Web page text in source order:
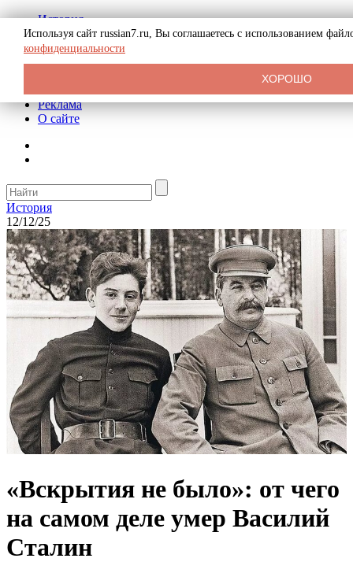
История
Биография
Криминал
СССР
Реклама
О сайте
История
12/12/25
«Вскрытия не было»: от чего
на самом деле умер Василий
Сталин
Используя сайт russian7.ru, Вы соглашаетесь с использованием
конфиденциальности
ХОРОШО